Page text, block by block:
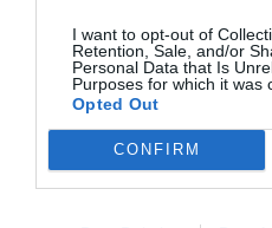
I want to opt-out of
Retention, Sale, and/or
Personal Data that Is
Purposes for which it was
Opted Out
CONFIRM